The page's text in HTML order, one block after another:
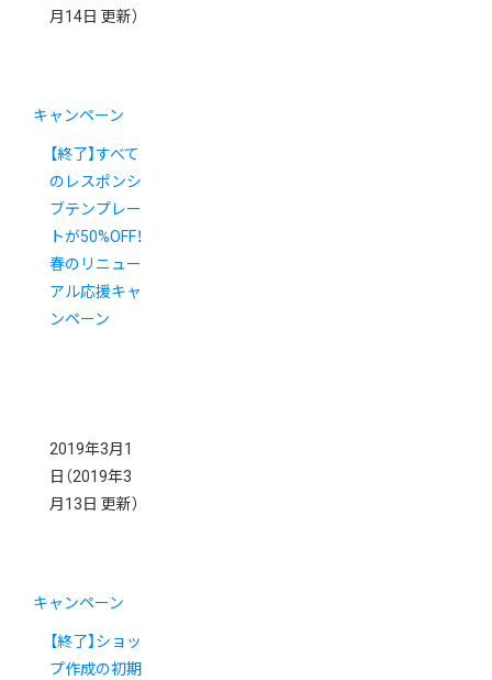
月14日 更新）
キャンペーン
【終了】すべて
のレスポンシ
ブテンプレー
トが50%OFF！
春のリニュー
アル応援キャ
ンペーン
2019年3月1
日 （2019年3
月13日 更新）
キャンペーン
【終了】ショッ
プ作成の初期